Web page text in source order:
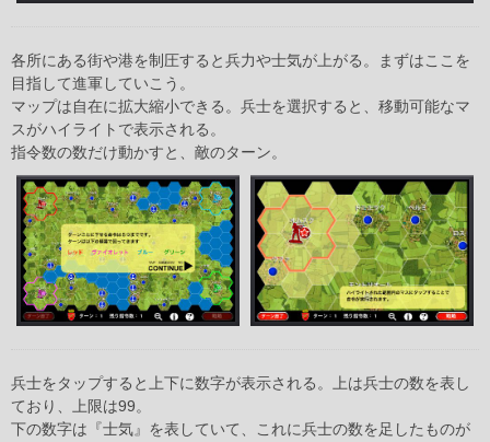
各所にある街や港を制圧すると兵力や士気が上がる。まずはここを
目指して進軍していこう。
マップは自在に拡大縮小できる。兵士を選択すると、移動可能なマ
スがハイライトで表示される。
指令数の数だけ動かすと、敵のターン。
兵士をタップすると上下に数字が表示される。上は兵士の数を表し
ており、上限は99。
下の数字は『士気』を表していて、これに兵士の数を足したものが